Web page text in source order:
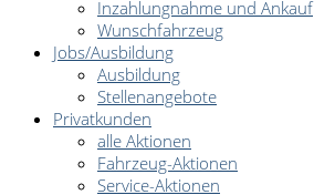
Inzahlungnahme und Ankauf
Wunschfahrzeug
Jobs/Ausbildung
Ausbildung
Stellenangebote
Privatkunden
alle Aktionen
Fahrzeug-Aktionen
Service-Aktionen